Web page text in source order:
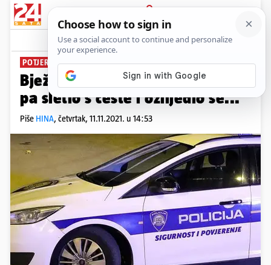
PRIJAVA
News Komentari
POTJERA ULICAMA
Bježao od policije u Varaždinu
pa sletio s ceste i ozlijedio se...
Piše HINA, četvrtak, 11.11.2021. u 14:53